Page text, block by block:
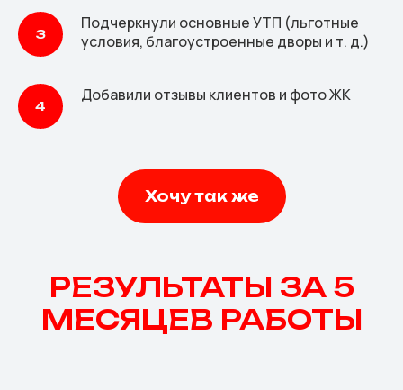
Подчеркнули основные УТП (льготные
условия, благоустроенные дворы и т. д.)
Добавили отзывы клиентов и фото ЖК
Хочу так же
РЕЗУЛЬТАТЫ ЗА 5
МЕСЯЦЕВ РАБОТЫ